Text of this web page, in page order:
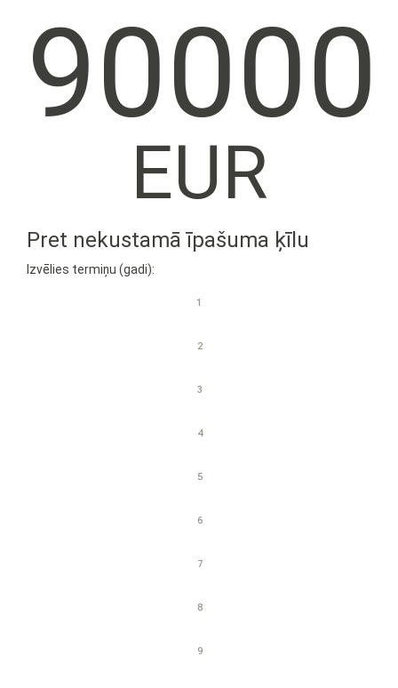
90000
EUR
Pret nekustamā īpašuma ķīlu
Izvēlies termiņu (gadi):
1
2
3
4
5
6
7
8
9